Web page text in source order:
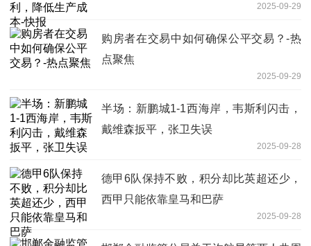
2025-09-29
购房者在交易中如何确保公平交易？-热
点聚焦
2025-09-29
半场：新鹏城1-1西海岸，韦斯利闪击，
戴维森扳平，张卫失误
2025-09-28
德甲6队保持不败，积分却比英超还少，
西甲只能依靠皇马和巴萨
2025-09-28